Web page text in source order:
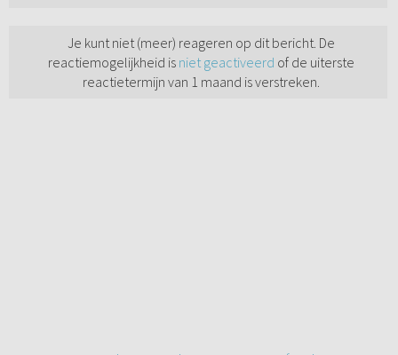
Je kunt niet (meer) reageren op dit bericht. De
reactiemogelijkheid is niet geactiveerd of de uiterste
reactietermijn van 1 maand is verstreken.